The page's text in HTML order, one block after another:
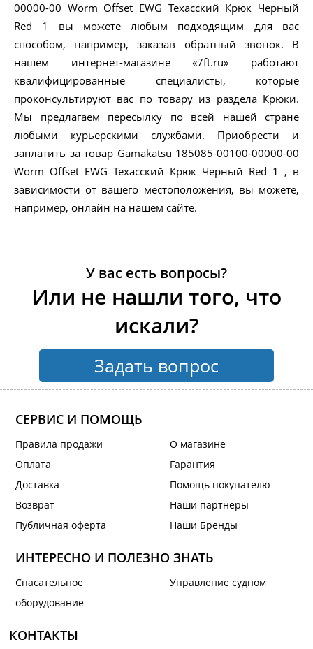
00000-00 Worm Offset EWG Техасский Крюк Черный
Red 1 вы можете любым подходящим для вас
способом, например, заказав обратный звонок. В
нашем интернет-магазине «7ft.ru» работают
квалифицированные специалисты, которые
проконсультируют вас по товару из раздела Крюки.
Мы предлагаем пересылку по всей нашей стране
любыми курьерскими службами. Приобрести и
заплатить за товар Gamakatsu 185085-00100-00000-00
Worm Offset EWG Техасский Крюк Черный Red 1 , в
зависимости от вашего местоположения, вы можете,
например, онлайн на нашем сайте.
У вас есть вопросы?
Или не нашли того, что
искали?
Задать вопрос
СЕРВИС И ПОМОЩЬ
Правила продажи
Оплата
Доставка
Возврат
Публичная оферта
О магазине
Гарантия
Помощь покупателю
Наши партнеры
Наши Бренды
ИНТЕРЕСНО И ПОЛЕЗНО ЗНАТЬ
Спасательное
оборудование
Управление судном
КОНТАКТЫ